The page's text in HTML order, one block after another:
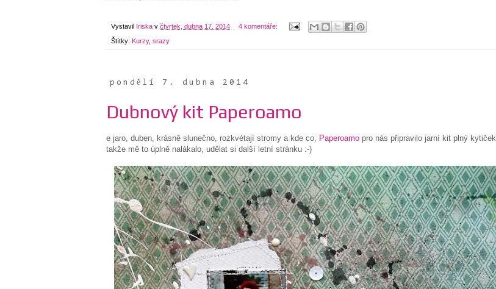
Vystavil Iriska v čtvrtek, dubna 17, 2014 4 komentáře:
Štítky: Kurzy, srazy
pondělí 7. dubna 2014
Dubnový kit Paperoamo
e jaro, duben, krásně slunečno, rozkvétají stromy a kde co, Paperoamo pro nás připravilo jarní kit plný kytiček,
takže mě to úplně nalákalo, udělat si další letní stránku :-)